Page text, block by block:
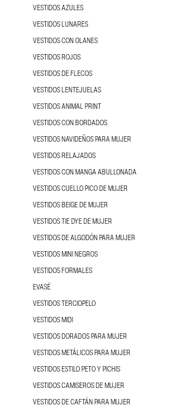
VESTIDOS AZULES
VESTIDOS LUNARES
VESTIDOS CON OLANES
VESTIDOS ROJOS
VESTIDOS DE FLECOS
VESTIDOS LENTEJUELAS
VESTIDOS ANIMAL PRINT
VESTIDOS CON BORDADOS
VESTIDOS NAVIDEÑOS PARA MUJER
VESTIDOS RELAJADOS
VESTIDOS CON MANGA ABULLONADA
VESTIDOS CUELLO PICO DE MUJER
VESTIDOS BEIGE DE MUJER
VESTIDOS TIE DYE DE MUJER
VESTIDOS DE ALGODÓN PARA MUJER
VESTIDOS MINI NEGROS
VESTIDOS FORMALES
EVASÉ
VESTIDOS TERCIOPELO
VESTIDOS MIDI
VESTIDOS DORADOS PARA MUJER
VESTIDOS METÁLICOS PARA MUJER
VESTIDOS ESTILO PETO Y PICHIS
VESTIDOS CAMISEROS DE MUJER
VESTIDOS DE CAFTÁN PARA MUJER